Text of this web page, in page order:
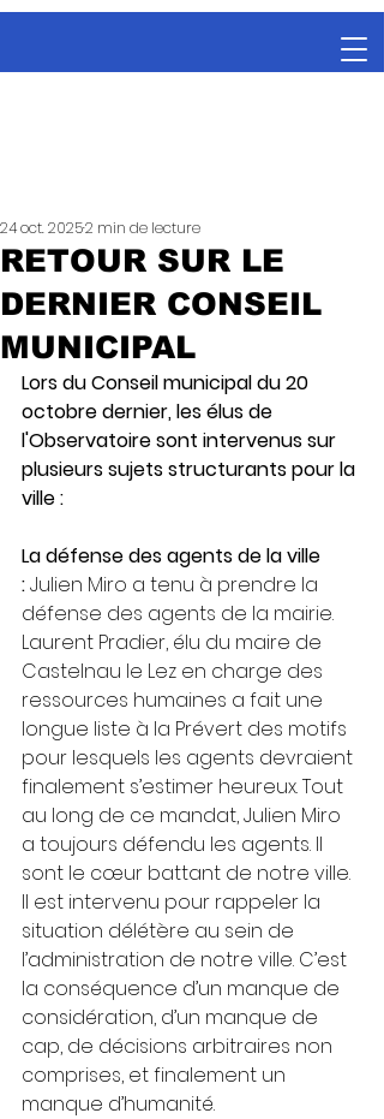
RETOUR SUR LE
DERNIER CONSEIL
MUNICIPAL
24 oct. 20252 min de lecture
Lors du Conseil municipal du 20
octobre dernier, les élus de
l'Observatoire sont intervenus sur
plusieurs sujets structurants pour la
ville :
La défense des agents de la ville
: Julien Miro a tenu à prendre la
défense des agents de la mairie.
Laurent Pradier, élu du maire de
Castelnau le Lez en charge des
ressources humaines a fait une
longue liste à la Prévert des motifs
pour lesquels les agents devraient
finalement s’estimer heureux. Tout
au long de ce mandat, Julien Miro
a toujours défendu les agents. Il
sont le cœur battant de notre ville.
Il est intervenu pour rappeler la
situation délétère au sein de
l’administration de notre ville. C’est
la conséquence d’un manque de
considération, d’un manque de
cap, de décisions arbitraires non
comprises, et finalement un
manque d’humanité.